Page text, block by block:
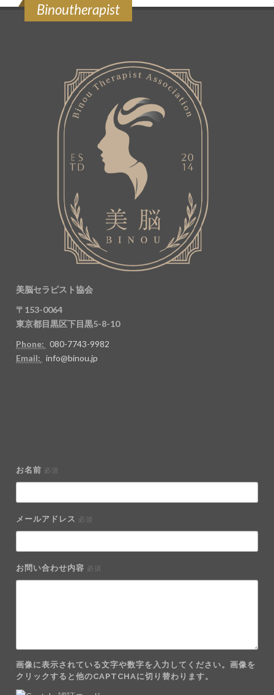
Binoutherapist
美脳セラピスト協会
〒153-0064
東京都目黒区下目黒5-8-10
Phone:
080-7743-9982
Email:
info@binou.jp
お名前 必須
メールアドレス 必須
お問い合わせ内容 必須
画像に表示されている文字や数字を入力してください。画像を
クリックすると他のCAPTCHAに切り替わります。